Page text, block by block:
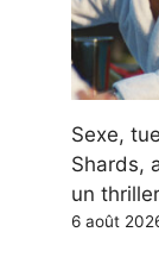
Sexe,
Shards,
un
6 août